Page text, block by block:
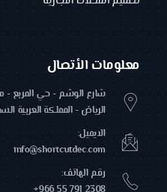
معلومات الأتصال
شارع الوشم - حي المربع -
الرياض - المملكة العربية
الايميل:
info@shortcutdec.com
رقم الهاتف: